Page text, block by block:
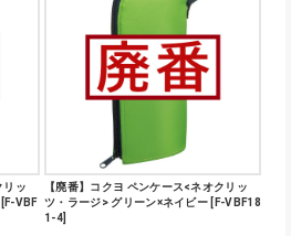
リッ
VBF
【廃番】コクヨ ペンケース<ネオクリッ
ツ・ラージ> グリーン×ネイビー [F-VBF18
1-4]